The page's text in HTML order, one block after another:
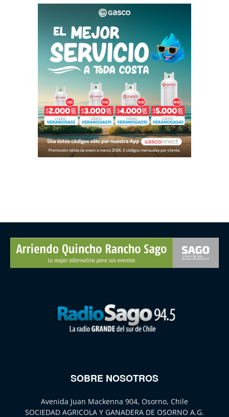
SOBRE NOSOTROS
Avenida Juan Mackenna 904, Osorno, Chile
SOCIEDAD AGRICOLA Y GANADERA DE OSORNO A.G.